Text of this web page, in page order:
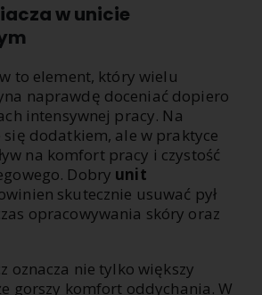
w unicie
to element, który wielu
naprawdę doceniać dopiero
intensywnej pracy. Na
dodatkiem, ale w praktyce
na komfort pracy i czystość
Dobry unit
skutecznie usuwać pył
opracowywania skóry oraz
oznacza nie tylko większy
gorszy komfort oddychania. W